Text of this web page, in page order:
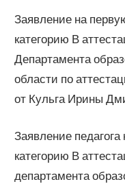
Заявление на
категорию В
Департамента
области по
от Кульга Ирины
Заявление
категорию В
департамента